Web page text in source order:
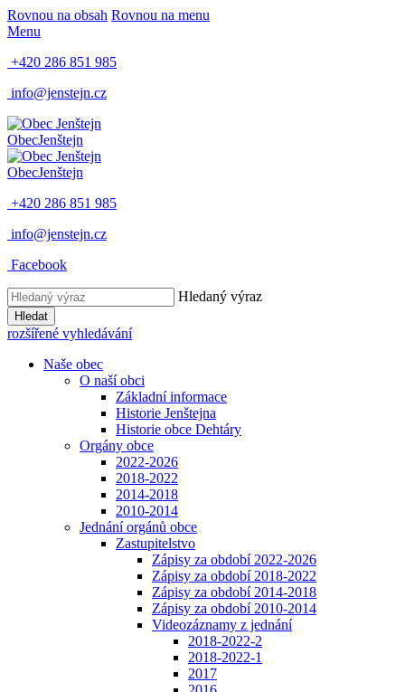
Rovnou na obsah Rovnou na menu
Menu
+420 286 851 985
info@jenstejn.cz
ObecJenštejn
ObecJenštejn
+420 286 851 985
info@jenstejn.cz
Facebook
Hledaný výraz
Hledat
rozšířené vyhledávání
Naše obec
O naší obci
Základní informace
Historie Jenštejna
Historie obce Dehtáry
Orgány obce
2022-2026
2018-2022
2014-2018
2010-2014
Jednání orgánů obce
Zastupitelstvo
Zápisy za období 2022-2026
Zápisy za období 2018-2022
Zápisy za období 2014-2018
Zápisy za období 2010-2014
Videozáznamy z jednání
2018-2022-2
2018-2022-1
2017